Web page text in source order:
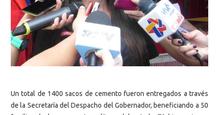
Un total de 1400 sacos de cemento fueron entregados a través
de la Secretaría del Despacho del Gobernador, beneficiando a 50